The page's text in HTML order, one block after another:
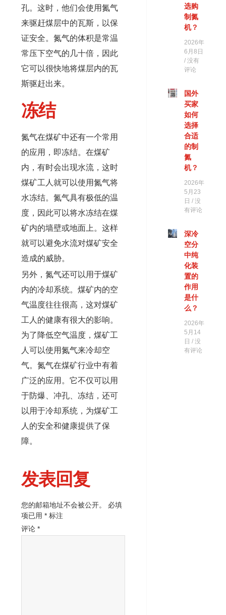
孔。这时，他们会使用氮气
来驱赶煤层中的瓦斯，以保
证安全。氮气的体积是常温
常压下空气的几十倍，因此
它可以很快地将煤层内的瓦
斯驱赶出来。
冻结
氮气在煤矿中还有一个常用
的应用，即冻结。在煤矿
内，有时会出现水流，这时
煤矿工人就可以使用氮气将
水冻结。氮气具有极低的温
度，因此可以将水冻结在煤
矿内的墙壁或地面上。这样
就可以避免水流对煤矿安全
造成的威胁。
另外，氮气还可以用于煤矿
内的冷却系统。煤矿内的空
气温度往往很高，这对煤矿
工人的健康有很大的影响。
为了降低空气温度，煤矿工
人可以使用氮气来冷却空
气。氮气在煤矿行业中有着
广泛的应用。它不仅可以用
于防爆、冲孔、冻结，还可
以用于冷却系统，为煤矿工
人的安全和健康提供了保
障。
发表回复
您的邮箱地址不会被公开。
必填
项已用 * 标注
评论 *
选购
制氮
机？
2026年
6月8日
没有
评论
国外
买家
如何
选择
合适
的制
氮
机？
2026年
5月23
日 没
有评论
深冷
空分
中纯
化装
置的
作用
是什
么？
2026年
5月14
日 没
有评论